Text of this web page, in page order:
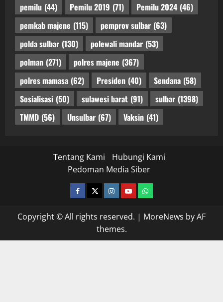
pemilu (44) Pemilu 2019 (71) Pemilu 2024 (46)
pemkab majene (115) pemprov sulbar (63)
polda sulbar (130) polewali mandar (53)
polman (271) polres majene (367)
polres mamasa (62) Presiden (40) Sendana (58)
Sosialisasi (50) sulawesi barat (91) sulbar (1398)
TMMD (56) Unsulbar (67) Vaksin (41)
Tentang Kami
Hubungi Kami
Pedoman Media Siber
facebooktwitterinstagram.com
youtubewhatsapp
Copyright © All rights reserved. | MoreNews by AF
themes.